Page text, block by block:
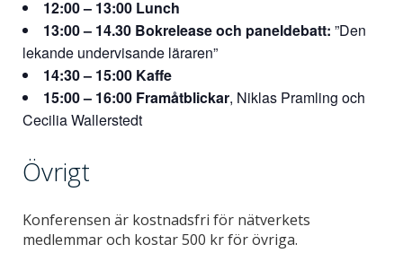
12:00 – 13:00 Lunch
13:00 – 14.30 Bokrelease och paneldebatt: ”Den
lekande undervisande läraren”
14:30 – 15:00 Kaffe
15:00 – 16:00 Framåtblickar, Niklas Pramling och
Cecilia Wallerstedt
Övrigt
Konferensen är kostnadsfri för nätverkets
medlemmar och kostar 500 kr för övriga.